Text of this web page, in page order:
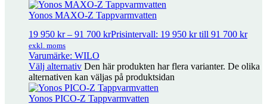
Alpha2 -N Tappvarmvatten 13 750kr –
Magna3 -N Tappvarmvatten 21 650kr – 119 600krPrisintervall: 21
650 kr till 119 600 kr exkl. moms
Yonos MAXO-Z Tappvarmvatten
19 950 kr – 91 700 krPrisintervall: 19 950 kr till 91 700 kr
exkl. moms
Varumärke: WILO
Välj alternativ Den här produkten har flera varianter. De olika
alternativen kan väljas på produktsidan
Yonos PICO-Z Tappvarmvatten